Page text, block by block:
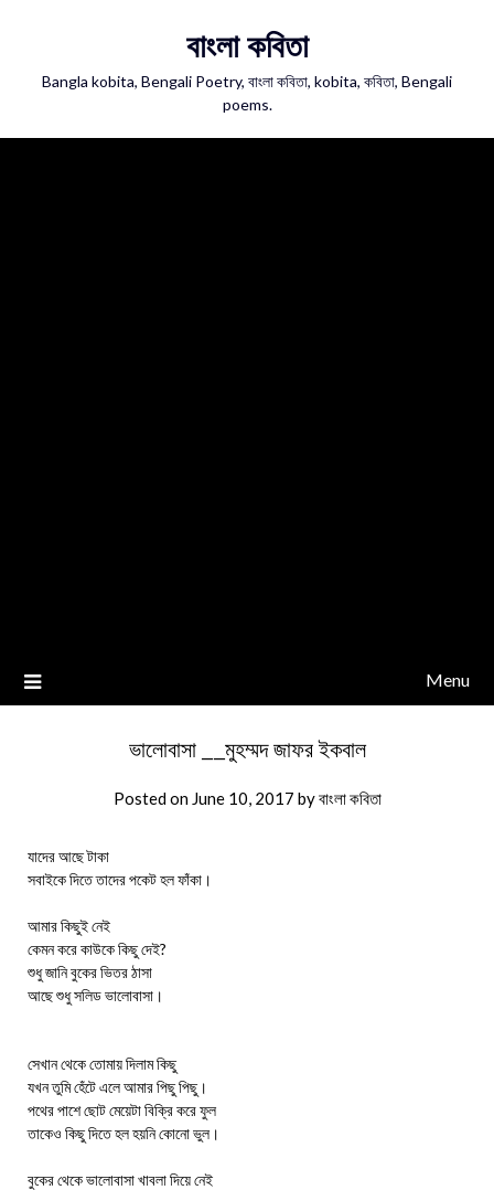
বাংলা কবিতা
Bangla kobita, Bengali Poetry, বাংলা কবিতা, kobita, কবিতা, Bengali
poems.
Menu
ভালোবাসা __মুহম্মদ জাফর ইকবাল
Posted on June 10, 2017 byবাংলা কবিতা
যাদের আছে টাকা
সবাইকে দিতে তাদের পকেট হল ফাঁকা।
আমার কিছুই নেই
কেমন করে কাউকে কিছু দেই?
শুধু জানি বুকের ভিতর ঠাসা
আছে শুধু সলিড ভালোবাসা।
সেখান থেকে তোমায় দিলাম কিছু
যখন তুমি হেঁটে এলে আমার পিছু পিছু।
পথের পাশে ছোট মেয়েটা বিক্রি করে ফুল
তাকেও কিছু দিতে হল হয়নি কোনো ভুল।
বুকের থেকে ভালোবাসা খাবলা দিয়ে নেই